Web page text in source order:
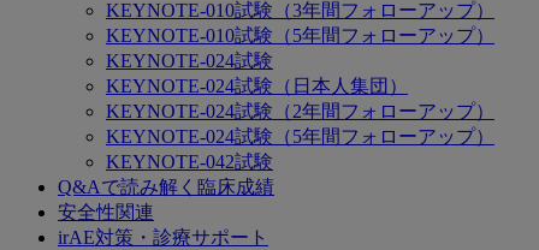
KEYNOTE-010試験（3年間フォローアップ）
KEYNOTE-010試験（5年間フォローアップ）
KEYNOTE-024試験
KEYNOTE-024試験（日本人集団）
KEYNOTE-024試験（2年間フォローアップ）
KEYNOTE-024試験（5年間フォローアップ）
KEYNOTE-042試験
Q&Aで読み解く臨床成績
安全性関連
irAE対策・診療サポート